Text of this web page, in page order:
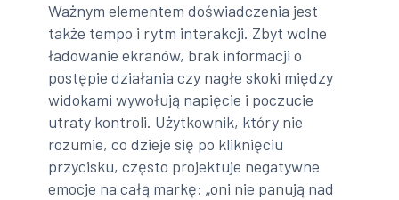
Ważnym elementem doświadczenia jest
także tempo i rytm interakcji. Zbyt wolne
ładowanie ekranów, brak informacji o
postępie działania czy nagłe skoki między
widokami wywołują napięcie i poczucie
utraty kontroli. Użytkownik, który nie
rozumie, co dzieje się po kliknięciu
przycisku, często projektuje negatywne
emocje na całą markę: „oni nie panują nad